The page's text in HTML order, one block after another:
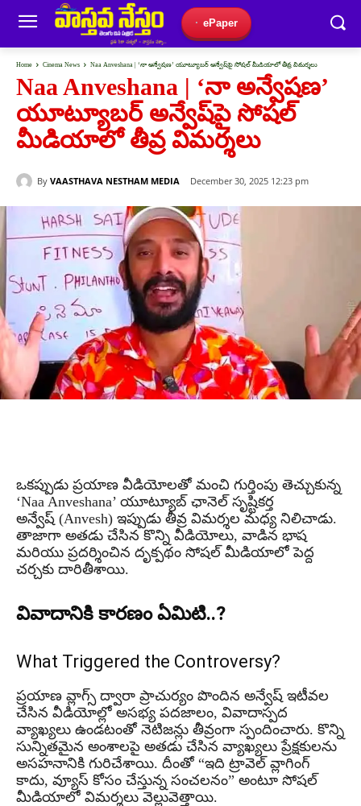
ePaper
Home Cinema News Naa Anveshana | ‘నా అన్వేషణ’ యూట్యూబర్ అన్వేష్‌పై సోషల్ మీడియాలో తీవ్ర విమర్శలు
Naa Anveshana | ‘నా అన్వేషణ’
యూట్యూబర్ అన్వేష్‌పై సోషల్
మీడియాలో తీవ్ర విమర్శలు
By VAASTHAVA NESTHAM MEDIA December 30, 2025 12:23 pm
ఒకప్పుడు ప్రయాణ వీడియోలతో మంచి గుర్తింపు తెచ్చుకున్న
‘Naa Anveshana’ యూట్యూబ్ ఛానెల్ సృష్టికర్త
అన్వేష్ (Anvesh) ఇప్పుడు తీవ్ర విమర్శల మధ్య నిలిచాడు.
తాజాగా అతడు చేసిన కొన్ని వీడియోలు, వాడిన భాష
మరియు ప్రదర్శించిన దృక్పథం సోషల్ మీడియాలో పెద్ద
చర్చకు దారితీశాయి.
వివాదానికి కారణం ఏమిటి..?
What Triggered the Controversy?
ప్రయాణ వ్లాగ్స్ ద్వారా ప్రాచుర్యం పొందిన అన్వేష్ ఇటీవల
చేసిన వీడియోల్లో అసభ్య పదజాలం, వివాదాస్పద
వ్యాఖ్యలు ఉండటంతో నెటిజన్లు తీవ్రంగా స్పందించారు. కొన్ని
సున్నితమైన అంశాలపై అతడు చేసిన వ్యాఖ్యలు ప్రేక్షకులను
అసహనానికి గురిచేశాయి. దీంతో “ఇది ట్రావెల్ వ్లాగింగ్
కాదు, వ్యూస్ కోసం చేస్తున్న సంచలనం” అంటూ సోషల్
మీడియాలో విమర్శలు వెల్లువెత్తాయి.